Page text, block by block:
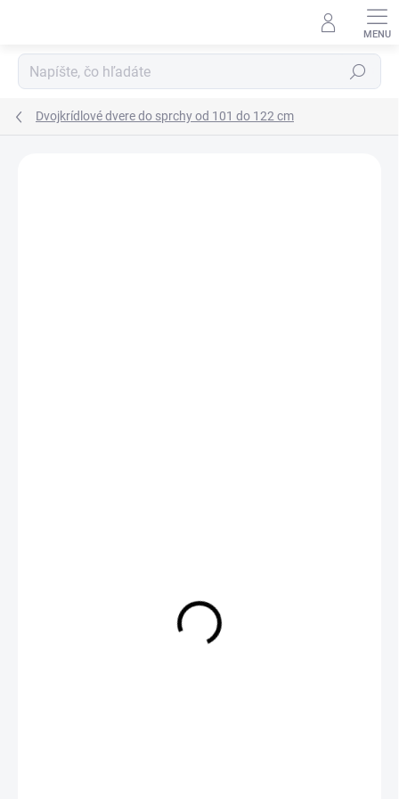
Hľadať
Dvojkrídlové dvere do sprchy od 101 do 122 cm